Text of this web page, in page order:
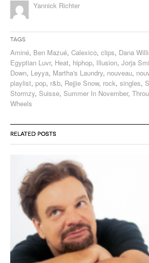
Yannick Richter
Tags
Aminé, Ben Mazué, Calexico, clips, Dana
Egyptian Luvr, Heat, hiphop, Illusion, Jorja
Down, Leyya, Martha's Laundry, nouveau,
playlist, pop, r&b, Rejjie Snow, rock, singles,
Stormzy, Suisse, Summer In November,
Wheels
RELATED POSTS